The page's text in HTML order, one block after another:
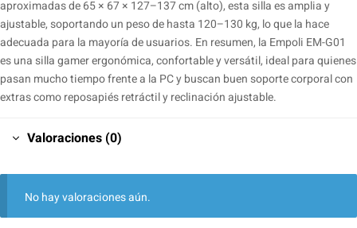
aproximadas de 65 × 67 × 127–137 cm (alto), esta silla es amplia y
ajustable, soportando un peso de hasta 120–130 kg, lo que la hace
adecuada para la mayoría de usuarios. En resumen, la Empoli EM-G01
es una silla gamer ergonómica, confortable y versátil, ideal para quienes
pasan mucho tiempo frente a la PC y buscan buen soporte corporal con
extras como reposapiés retráctil y reclinación ajustable.
Valoraciones (0)
No hay valoraciones aún.